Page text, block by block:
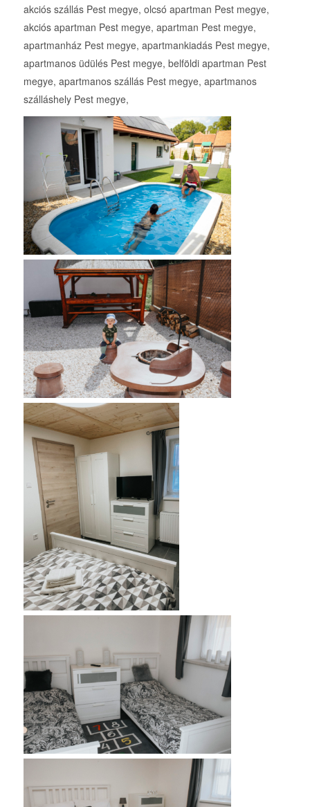
akciós szállás Pest megye, olcsó apartman Pest megye,
akciós apartman Pest megye, apartman Pest megye,
apartmanház Pest megye, apartmankiadás Pest megye,
apartmanos üdülés Pest megye, belföldi apartman Pest
megye, apartmanos szállás Pest megye, apartmanos
szálláshely Pest megye,